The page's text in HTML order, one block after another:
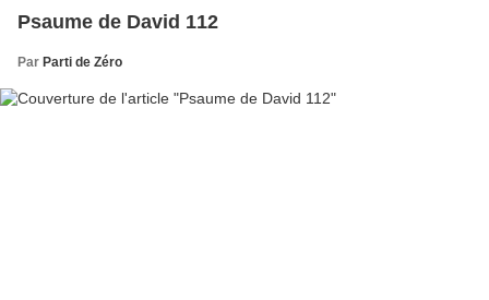
Psaume de David 112
Par Parti de Zéro